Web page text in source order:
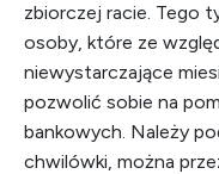
zbiorczej racie. Tego
osoby, które ze
niewystarczające
pozwolić sobie na
bankowych. Należy
chwilówki, można